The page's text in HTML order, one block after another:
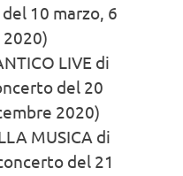
10 marzo, 6
LIVE di
del 20
2020)
MUSICA di
del 21